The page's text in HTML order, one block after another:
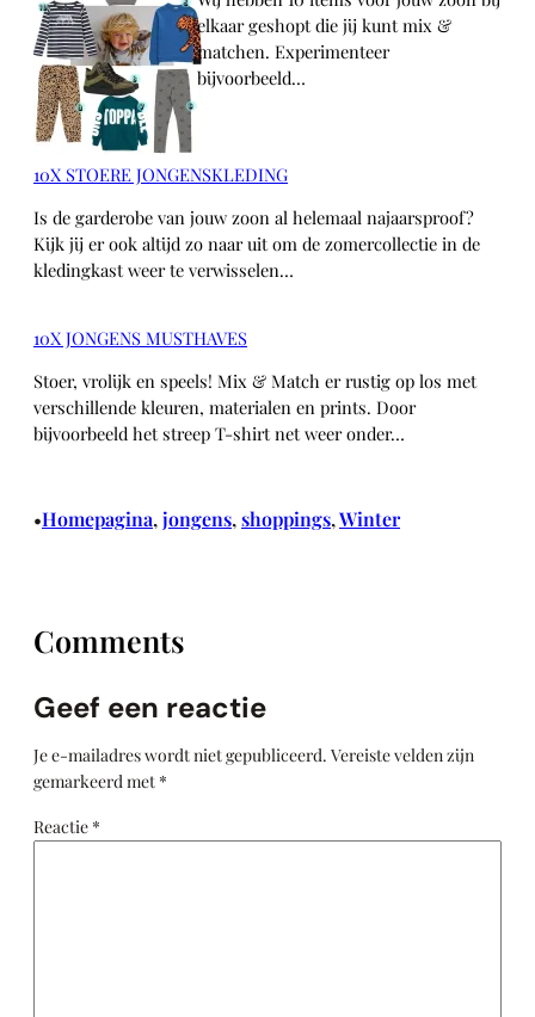
elkaar geshopt die jij kunt mix &
matchen. Experimenteer
bijvoorbeeld…
10X STOERE JONGENSKLEDING
Is de garderobe van jouw zoon al helemaal najaarsproof?
Kijk jij er ook altijd zo naar uit om de zomercollectie in de
kledingkast weer te verwisselen…
10X JONGENS MUSTHAVES
Stoer, vrolijk en speels! Mix & Match er rustig op los met
verschillende kleuren, materialen en prints. Door
bijvoorbeeld het streep T-shirt net weer onder…
•Homepagina, jongens, shoppings, Winter
Comments
Geef een reactie
Je e-mailadres wordt niet gepubliceerd. Vereiste velden zijn
gemarkeerd met *
Reactie *